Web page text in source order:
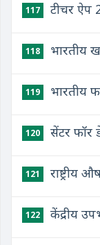
117 टीचर ऐप
118 भारतीय
119 भारतीय
120 सेंटर फॉर
121 राष्ट्रीय
122 केंद्रीय